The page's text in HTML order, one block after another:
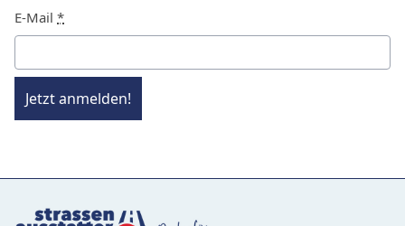
E-Mail *
Jetzt anmelden!